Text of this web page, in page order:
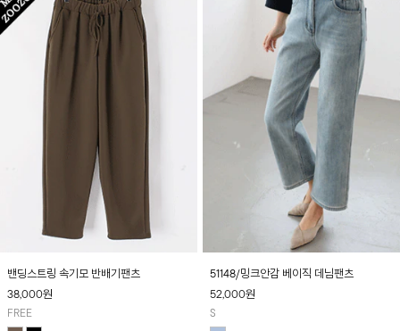
밴딩스트링 속기모 반배기팬츠
38,000원
FREE
51148/밍크안감 베이직 데님팬츠
52,000원
S